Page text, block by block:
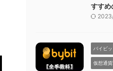
すすめ
バイビッ
仮想通